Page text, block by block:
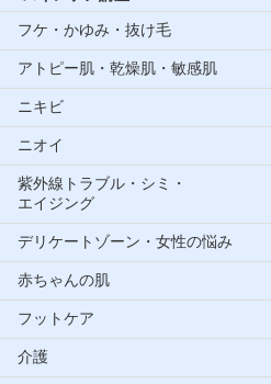
フケ・かゆみ・抜け毛
アトピー肌・乾燥肌・敏感肌
ニキビ
ニオイ
紫外線トラブル・シミ・
エイジング
デリケートゾーン・女性の悩み
赤ちゃんの肌
フットケア
介護